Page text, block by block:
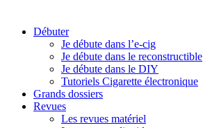
Débuter
Je débute dans l’e-cig
Je débute dans le reconstructible
Je débute dans le DIY
Tutoriels Cigarette électronique
Grands dossiers
Revues
Les revues matériel